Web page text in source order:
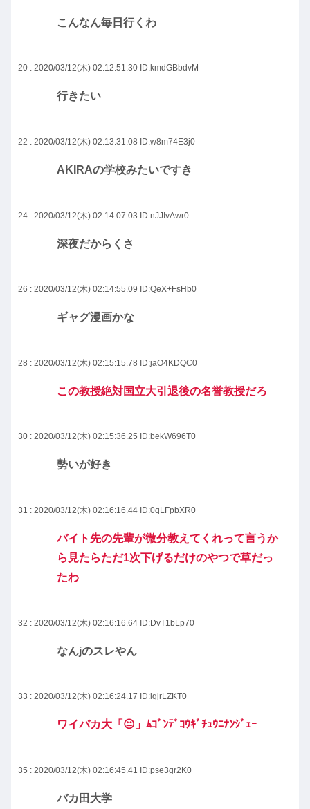
こんなん毎日行くわ
20 : 2020/03/12(木) 02:12:51.30 ID:kmdGBbdvM
行きたい
22 : 2020/03/12(木) 02:13:31.08 ID:w8m74E3j0
AKIRAの学校みたいですき
24 : 2020/03/12(木) 02:14:07.03 ID:nJJIvAwr0
深夜だからくさ
26 : 2020/03/12(木) 02:14:55.09 ID:QeX+FsHb0
ギャグ漫画かな
28 : 2020/03/12(木) 02:15:15.78 ID:jaO4KDQC0
この教授絶対国立大引退後の名誉教授だろ
30 : 2020/03/12(木) 02:15:36.25 ID:bekW696T0
勢いが好き
31 : 2020/03/12(木) 02:16:16.44 ID:0qLFpbXR0
バイト先の先輩が微分教えてくれって言うか
ら見たらただ1次下げるだけのやつで草だっ
たわ
32 : 2020/03/12(木) 02:16:16.64 ID:DvT1bLp70
なんjのスレやん
33 : 2020/03/12(木) 02:16:24.17 ID:lqjrLZKT0
ワイバカ大「😐」ﾑｺﾞﾝﾃﾞｺｳｷﾞﾁｭｳﾆﾅﾝｼﾞｪｰ
35 : 2020/03/12(木) 02:16:45.41 ID:pse3gr2K0
バカ田大学